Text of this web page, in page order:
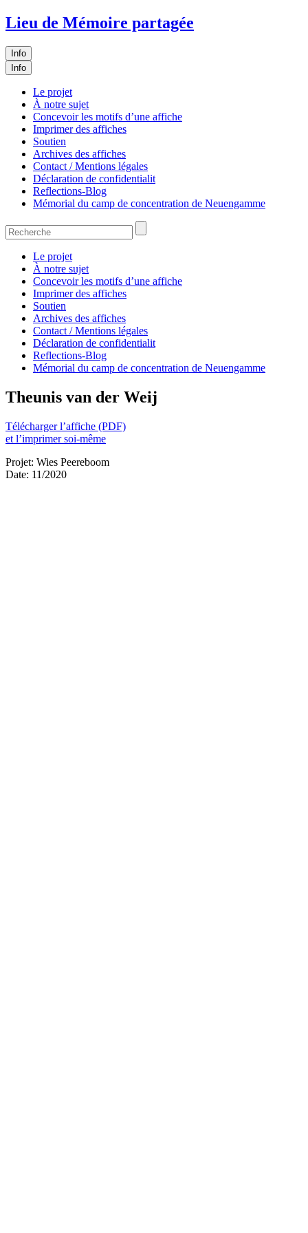
Lieu de Mémoire partagée
Info
Info
Le projet
À notre sujet
Concevoir les motifs d’une affiche
Imprimer des affiches
Soutien
Archives des affiches
Contact / Mentions légales
Déclaration de confidentialit
Reflections-Blog
Mémorial du camp de concentration de Neuengamme
Le projet
À notre sujet
Concevoir les motifs d’une affiche
Imprimer des affiches
Soutien
Archives des affiches
Contact / Mentions légales
Déclaration de confidentialit
Reflections-Blog
Mémorial du camp de concentration de Neuengamme
Theunis van der Weij
Télécharger l’affiche (PDF)
et l’imprimer soi-même
Projet: Wies Peereboom
Date: 11/2020